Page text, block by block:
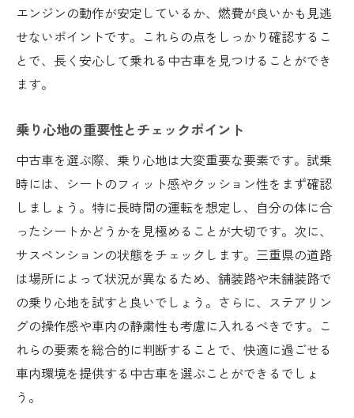
エンジンの動作が安定しているか、燃費が良いかも見逃
せないポイントです。これらの点をしっかり確認するこ
とで、長く安心して乗れる中古車を見つけることができ
ます。
乗り心地の重要性とチェックポイント
中古車を選ぶ際、乗り心地は大変重要な要素です。試乗
時には、シートのフィット感やクッション性をまず確認
しましょう。特に長時間の運転を想定し、自分の体に合
ったシートかどうかを見極めることが大切です。次に、
サスペンションの状態をチェックします。三重県の道路
は場所によって状況が異なるため、舗装路や未舗装路で
の乗り心地を試すと良いでしょう。さらに、ステアリン
グの操作感や車内の静粛性も考慮に入れるべきです。こ
れらの要素を総合的に判断することで、快適に過ごせる
車内環境を提供する中古車を選ぶことができるでしょ
う。